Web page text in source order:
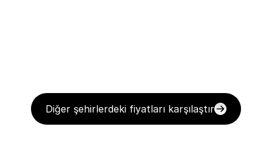
Diğer şehirlerdeki fiyatları karşılaştır